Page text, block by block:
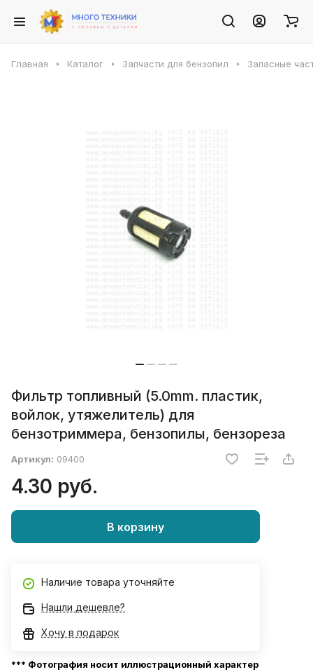
Главная Каталог Запчасти для бензопил Запасные
Фильтр топливный (5.0mm. пластик,
войлок, утяжелитель) для
бензотриммера, бензопилы, бензореза
Артикул: 09400
4.30 руб.
В корзину
Наличие товара уточняйте
Нашли дешевле?
Хочу в подарок
*** Фотография носит иллюстрационный характер